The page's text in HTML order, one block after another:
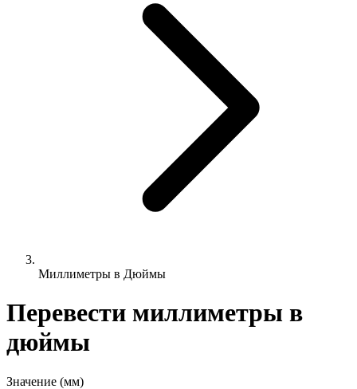
Миллиметры в Дюймы
Перевести миллиметры в
дюймы
Значение (мм)